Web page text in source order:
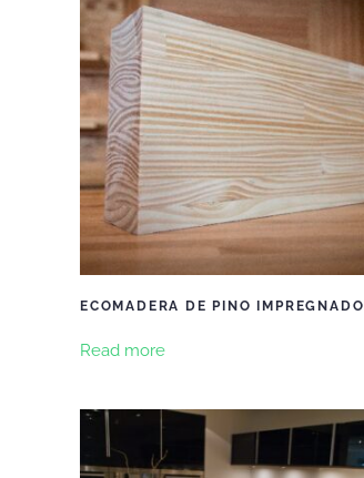
ECOMADERA DE PINO IMPREGNADO
Read more